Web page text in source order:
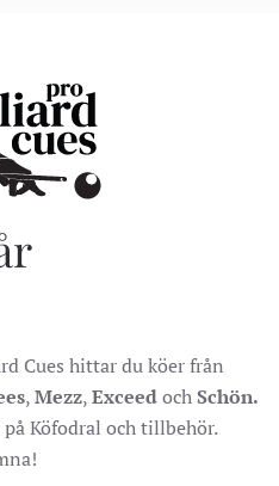
Cues hittar du köer från
,Mezz,ExceedochSchön.
Köfodral och tillbehör.